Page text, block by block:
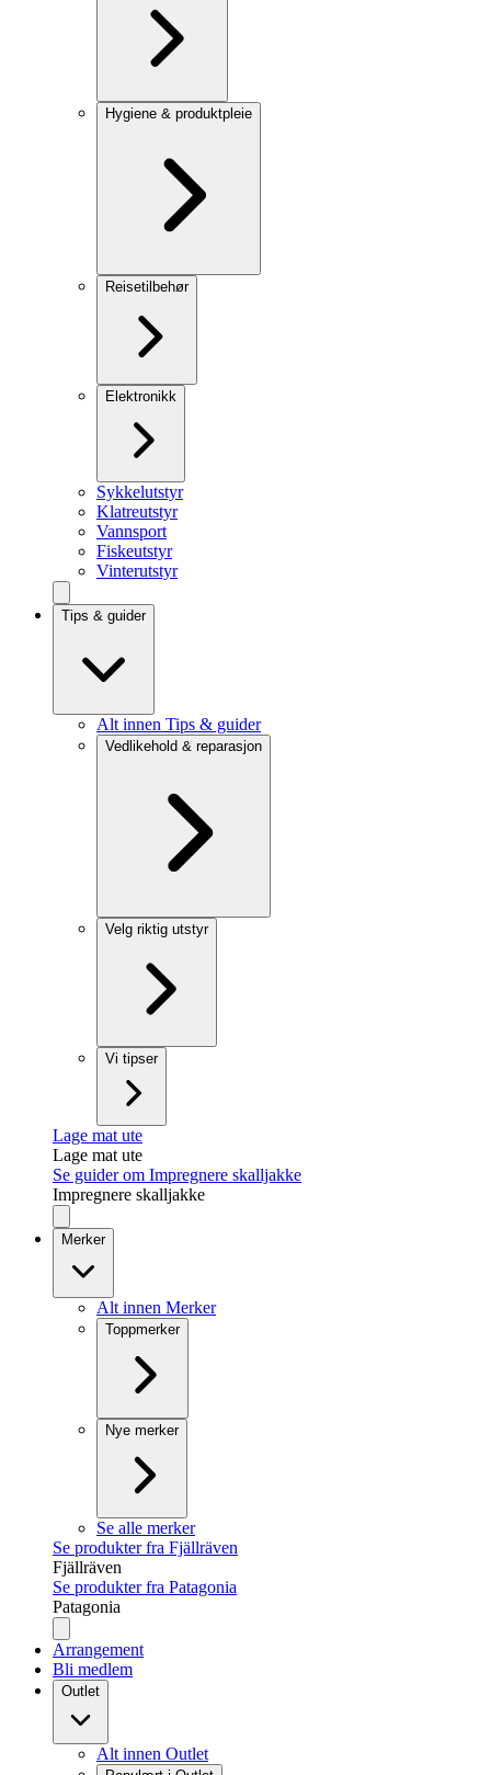
Hygiene & produktpleie
Reisetilbehør
Elektronikk
Sykkelutstyr
Klatreutstyr
Vannsport
Fiskeutstyr
Vinterutstyr
Tips & guider
Alt innen Tips & guider
Vedlikehold & reparasjon
Velg riktig utstyr
Vi tipser
Lage mat ute
Lage mat ute
Se guider om Impregnere skalljakke
Impregnere skalljakke
Merker
Alt innen Merker
Toppmerker
Nye merker
Se alle merker
Se produkter fra Fjällräven
Fjällräven
Se produkter fra Patagonia
Patagonia
Arrangement
Bli medlem
Outlet
Alt innen Outlet